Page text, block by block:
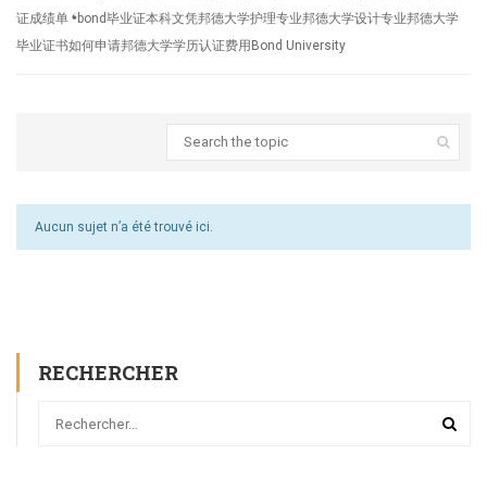
证成绩单 ❛bond毕业证本科文凭邦德大学护理专业邦德大学设计专业邦德大学
毕业证书如何申请邦德大学学历认证费用Bond University
Aucun sujet n’a été trouvé ici.
RECHERCHER